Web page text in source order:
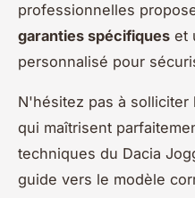
professionnelles
garanties spécifiques et
personnalisé pour
N'hésitez pas à
qui maîtrisent
techniques du Dacia
guide vers le modèle